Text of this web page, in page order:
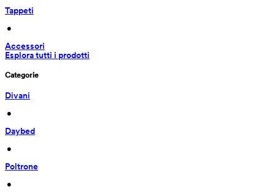
Tappeti
•
Accessori
Esplora tutti i prodotti
Categorie
Divani
•
Daybed
•
Poltrone
•